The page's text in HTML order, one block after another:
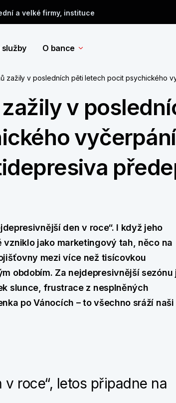
a velké firmy, instituce
služby O bance
zažily v posledních pěti letech pocit psychického
v
den v roce“. I když jeho
vzniklo jako marketingový tah, něco na
mezi více než tisícovkou
obdobím. Za nejdepresivnější sezónu
slunce, frustrace z nesplněných
po Vánocích – to všechno sráží naši
roce“, letos připadne na